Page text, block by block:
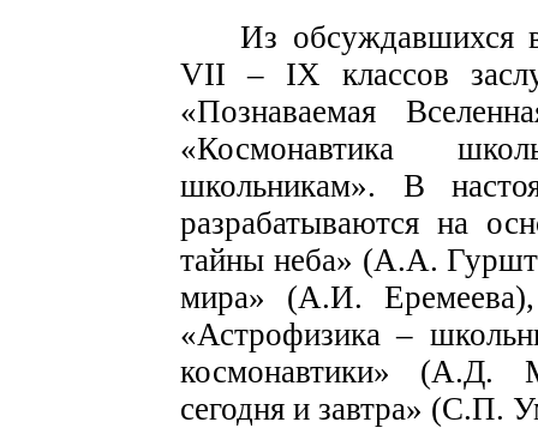
Из обсуждавшихся
VII – IX классов
«Познаваемая
«Космонавтика
школьникам». В
разрабатываются на
тайны неба» (А.А.
мира» (А.И.
«Астрофизика –
космонавтики» (А.Д.
сегодня и завтра» (С.П.